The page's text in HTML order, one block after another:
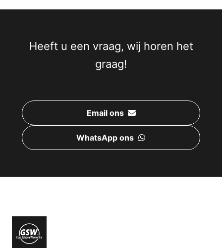
Heeft u een vraag, wij horen het
graag!
Email ons
WhatsApp ons